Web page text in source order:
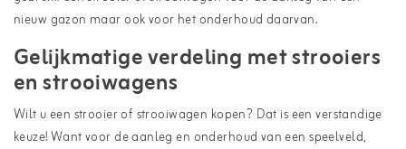
nieuw gazon maar ook voor het onderhoud daarvan.
Gelijkmatige verdeling met strooiers
en strooiwagens
Wilt u een strooier of strooiwagen kopen? Dat is een verstandige
keuze! Want voor de aanleg en onderhoud van een speelveld,